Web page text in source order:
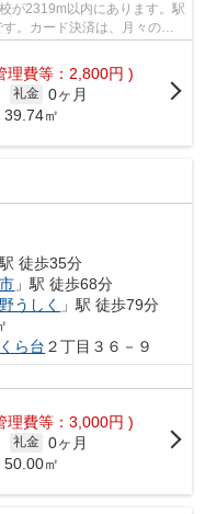
が2319m以内にあります。駅
。カード決済は、月々の家
理費等：2,800円 )
礼金 0ヶ月
39.74㎡
駅 徒歩35分
」駅 徒歩68分
うしく
」駅 徒歩79分
ら台 ２丁目３６－９
理費等：3,000円 )
礼金 0ヶ月
50.00㎡